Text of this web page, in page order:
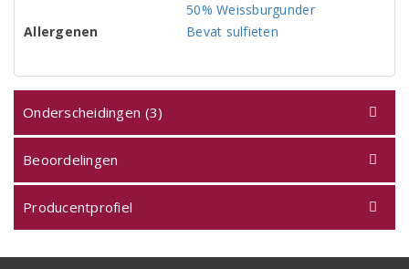
50% Weissburgunder
Allergenen
Bevat sulfieten
Onderscheidingen (3)
Beoordelingen
Producentprofiel